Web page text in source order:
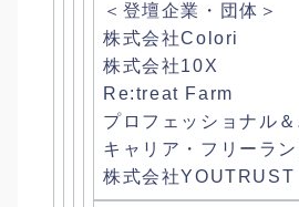
＜登壇企業・団体＞
株式会社Colori
株式会社10X
Re:treat Farm
プロフェッショナル
キャリア・フリーラ
株式会社YOUTRUST